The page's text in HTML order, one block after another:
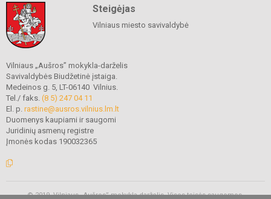
Steigėjas
Vilniaus miesto savivaldybė
Vilniaus „Aušros” mokykla-darželis
Savivaldybės Biudžetinė įstaiga.
Medeinos g. 5, LT-06140 Vilnius.
Tel./ faks. (8 5) 247 04 11
El. p. rastine@ausros.vilnius.lm.lt
Duomenys kaupiami ir saugomi
Juridinių asmenų registre
Įmonės kodas 190032365
© 2019. Vilniaus „Aušros” mokykla-darželis. Visos teisės saugomos.